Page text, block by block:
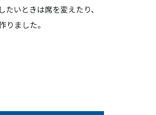
いときは席を変えたり、
ました。